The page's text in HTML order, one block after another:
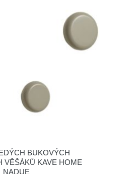
BUKOVÝCH
VĚŠÁKŮ KAVE HOME
NADUE